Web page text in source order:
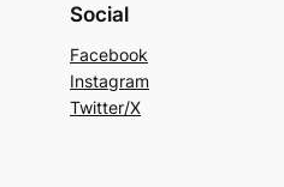
Social
Facebook
Instagram
Twitter/X